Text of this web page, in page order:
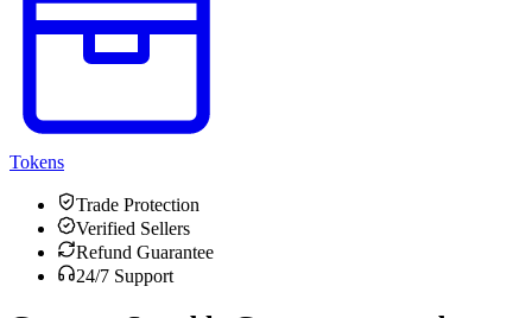
Tokens
Trade Protection
Verified Sellers
Refund Guarantee
24/7 Support